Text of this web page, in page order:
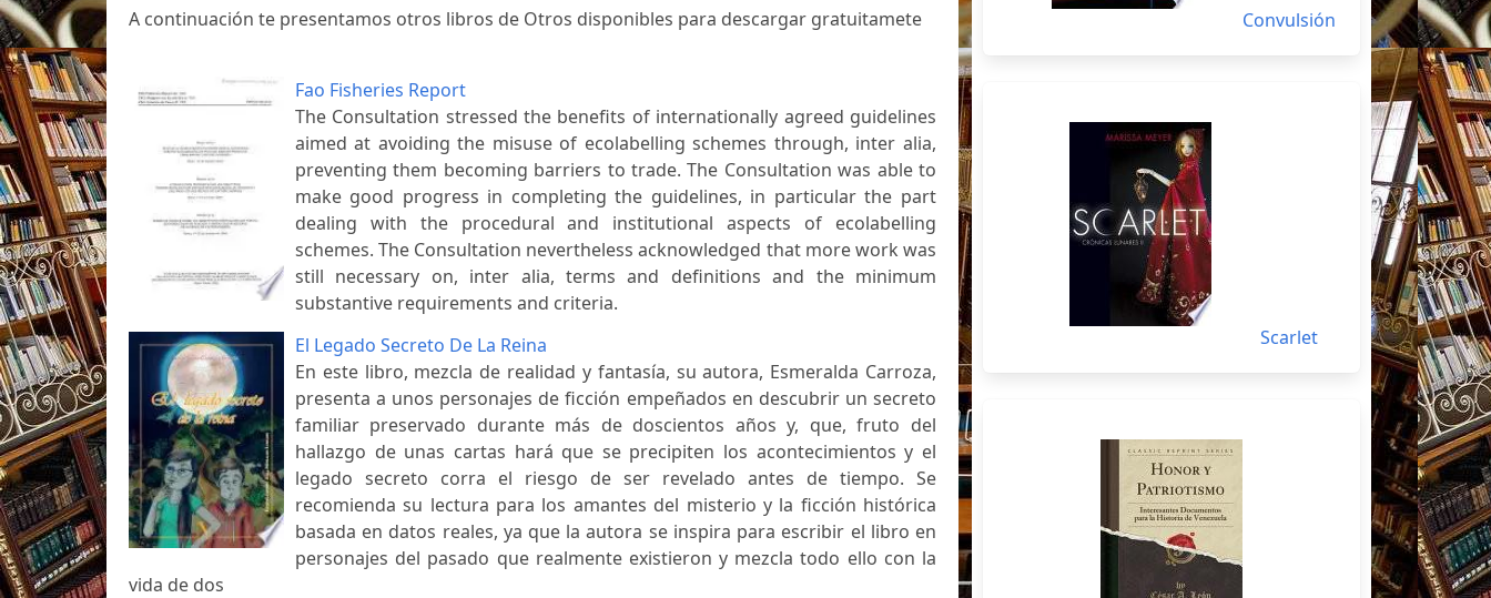
A continuación te presentamos otros libros de Otros disponibles para descargar gratuitamete
Fao Fisheries Report
The Consultation stressed the benefits of internationally agreed guidelines
aimed at avoiding the misuse of ecolabelling schemes through, inter alia,
preventing them becoming barriers to trade. The Consultation was able to
make good progress in completing the guidelines, in particular the part
dealing with the procedural and institutional aspects of ecolabelling
schemes. The Consultation nevertheless acknowledged that more work was
still necessary on, inter alia, terms and definitions and the minimum
substantive requirements and criteria.
El Legado Secreto De La Reina
En este libro, mezcla de realidad y fantasía, su autora, Esmeralda Carroza,
presenta a unos personajes de ficción empeñados en descubrir un secreto
familiar preservado durante más de doscientos años y, que, fruto del
hallazgo de unas cartas hará que se precipiten los acontecimientos y el
legado secreto corra el riesgo de ser revelado antes de tiempo. Se
recomienda su lectura para los amantes del misterio y la ficción histórica
basada en datos reales, ya que la autora se inspira para escribir el libro en
personajes del pasado que realmente existieron y mezcla todo ello con la
vida de dos
Convulsión
Scarlet